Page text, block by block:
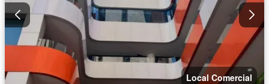
Local Comercial